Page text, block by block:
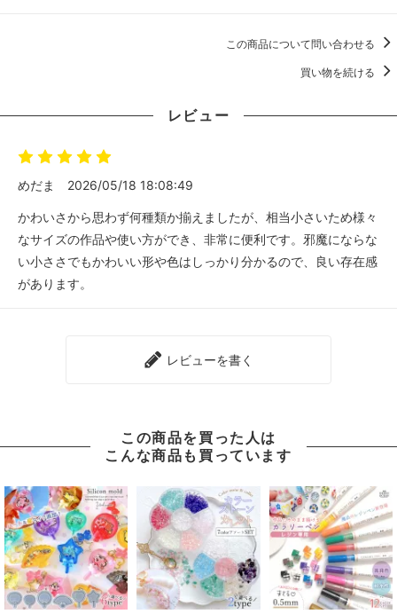
この商品について問い合わせる
買い物を続ける
レビュー
めだま 2026/05/18 18:08:49
かわいさから思わず何種類か揃えましたが、相当小さいため様々
なサイズの作品や使い方ができ、非常に便利です。邪魔にならな
い小ささでもかわいい形や色はしっかり分かるので、良い存在感
があります。
レビューを書く
この商品を買った人は
こんな商品も買っています